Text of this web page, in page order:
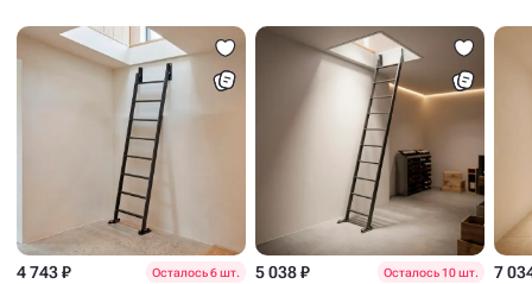
4 743 ₽ Осталось 6 шт. 5 038 ₽ Осталось 10 шт.
7